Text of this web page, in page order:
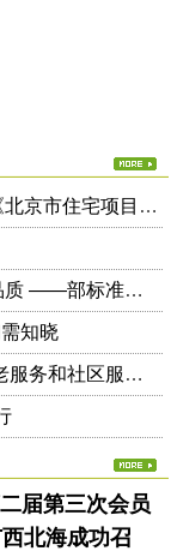
北京市住房和城乡建设委员会关于印发《北京市住宅项目物业服务综合监管实施方案（试行）》的通知
协同推进数字家庭建设 提高人民居住品质 ——部标准定额司相关负责人解读《关于加快发展数字家庭 提高居住品质的指导意见》
知晓
民政部 发展改革委等六部门关于开展养老服务和社区服务信息惠民工程试点工作的通知（民函〔2014〕325号）
届第三次会员
北海成功召